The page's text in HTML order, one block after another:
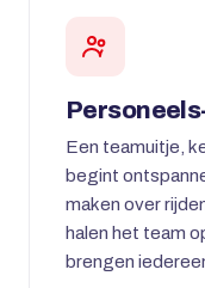
Een teamuitje,
begint
maken over
halen het team
brengen